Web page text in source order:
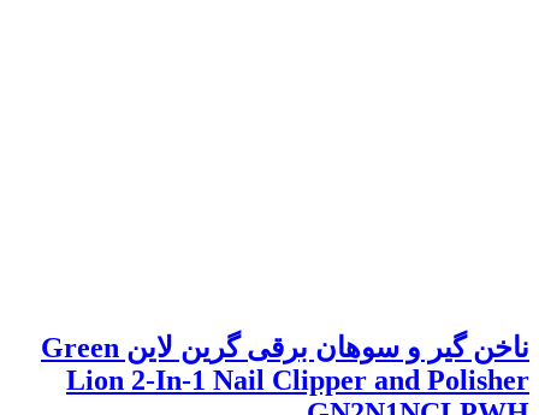
ناخن گیر و سوهان برقی گرین لاین Green
Lion 2-In-1 Nail Clipper and Polisher